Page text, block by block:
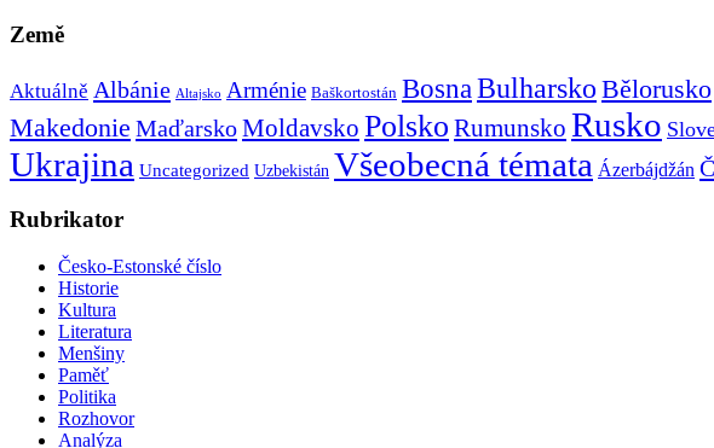
Země
Aktuálně Albánie Altajsko Arménie Baškortostán Bosna Bulharsko Bělorusko
Makedonie MaďarskoMoldavsko Polsko Rumunsko Rusko
Ukrajina Uncategorized Uzbekistán Všeobecná témata Ázerbájdžán
Rubrikator
Česko-Estonské číslo
Historie
Kultura
Literatura
Menšiny
Paměť
Politika
Rozhovor
Analýza